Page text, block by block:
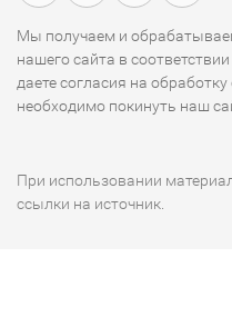
Мы получаем и
нашего сайта в соответствии
даете согласия на
необходимо покинуть наш
При использовании
ссылки на источник.